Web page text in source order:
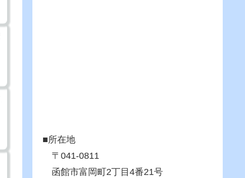
■所在地
〒041-0811
函館市富岡町2丁目4番21号